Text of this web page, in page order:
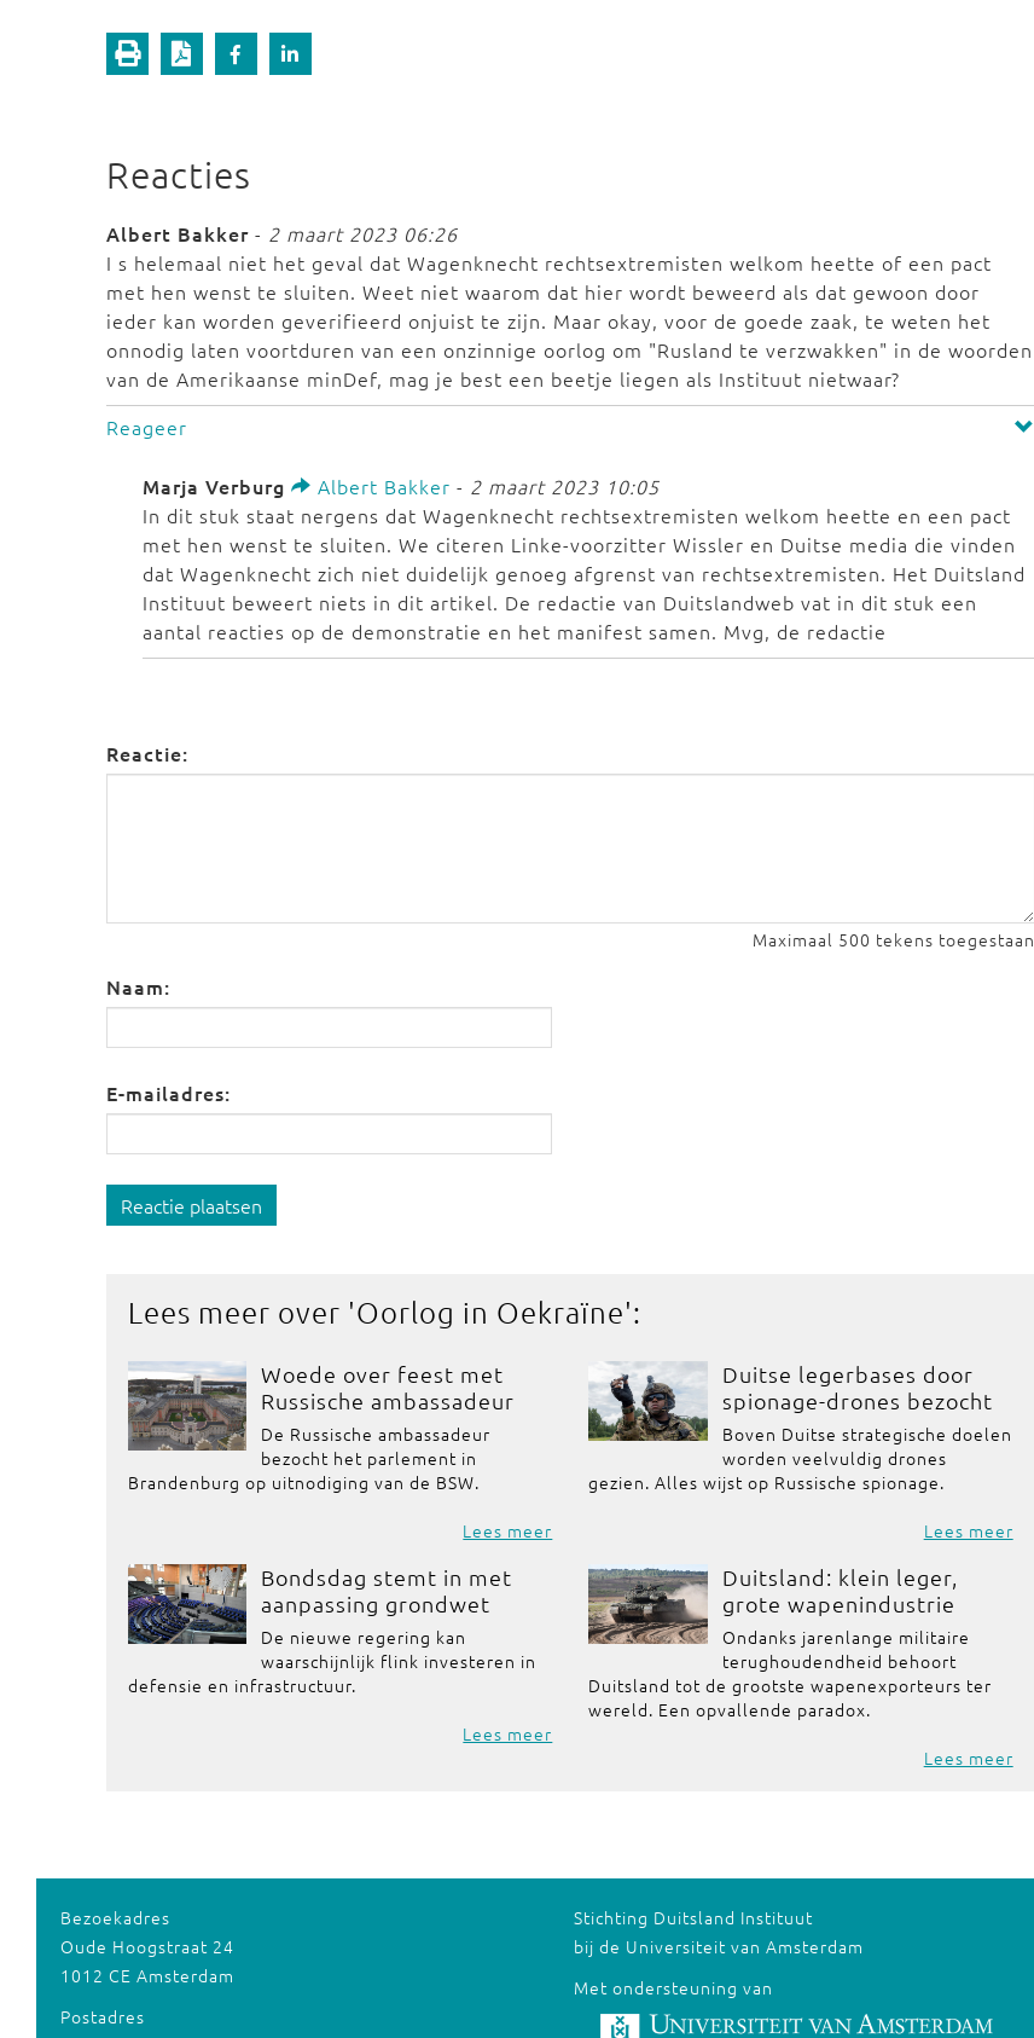
Reacties
Albert Bakker - 2 maart 2023 06:26
I s helemaal niet het geval dat Wagenknecht rechtsextremisten welkom heette of een pact
met hen wenst te sluiten. Weet niet waarom dat hier wordt beweerd als dat gewoon door
ieder kan worden geverifieerd onjuist te zijn. Maar okay, voor de goede zaak, te weten het
onnodig laten voortduren van een onzinnige oorlog om "Rusland te verzwakken" in de woorden
van de Amerikaanse minDef, mag je best een beetje liegen als Instituut nietwaar?
Reageer
Marja Verburg Albert Bakker - 2 maart 2023 10:05
In dit stuk staat nergens dat Wagenknecht rechtsextremisten welkom heette en een pact
met hen wenst te sluiten. We citeren Linke-voorzitter Wissler en Duitse media die vinden
dat Wagenknecht zich niet duidelijk genoeg afgrenst van rechtsextremisten. Het Duitsland
Instituut beweert niets in dit artikel. De redactie van Duitslandweb vat in dit stuk een
aantal reacties op de demonstratie en het manifest samen. Mvg, de redactie
Reactie:
Maximaal 500 tekens toegestaan
Naam:
E-mailadres:
Reactie plaatsen
Lees meer over 'Oorlog in Oekraïne':
Woede over feest met
Russische ambassadeur
De Russische ambassadeur
bezocht het parlement in
Brandenburg op uitnodiging van de BSW.
Lees meer
Duitse legerbases door
spionage-drones bezocht
Boven Duitse strategische doelen
worden veelvuldig drones
gezien. Alles wijst op Russische spionage.
Lees meer
Bondsdag stemt in met
aanpassing grondwet
De nieuwe regering kan
waarschijnlijk flink investeren in
defensie en infrastructuur.
Lees meer
Duitsland: klein leger,
grote wapenindustrie
Ondanks jarenlange militaire
terughoudendheid behoort
Duitsland tot de grootste wapenexporteurs ter
wereld. Een opvallende paradox.
Lees meer
Bezoekadres
Oude Hoogstraat 24
1012 CE Amsterdam
Postadres
Stichting Duitsland Instituut
bij de Universiteit van Amsterdam
Met ondersteuning van